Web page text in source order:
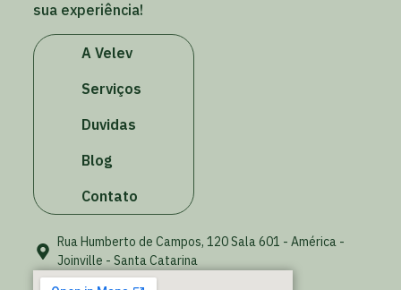
sua experiência!
A Velev
Serviços
Duvidas
Blog
Contato
Rua Humberto de Campos, 120 Sala 601 - América -
Joinville - Santa Catarina